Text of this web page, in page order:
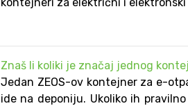
Znaš li koliki je značaj jednog
Jedan ZEOS-ov kontejner za e-
ide na deponiju. Ukoliko ih